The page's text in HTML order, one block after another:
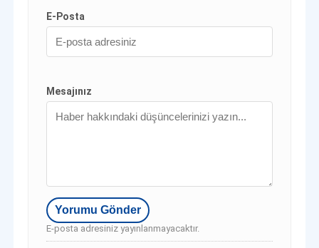
E-Posta
Mesajınız
E-posta adresiniz yayınlanmayacaktır.